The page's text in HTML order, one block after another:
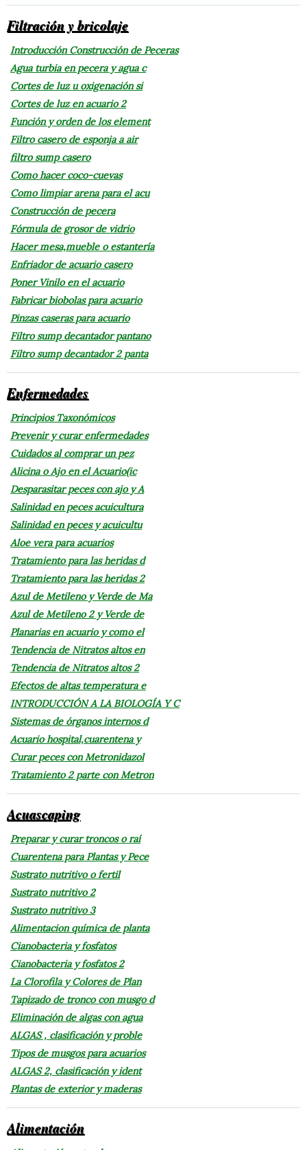
Filtración y bricolaje
Introducción Construcción de Peceras
Agua turbia en pecera y agua c
Cortes de luz u oxigenación si
Cortes de luz en acuario 2
Función y orden de los element
Filtro casero de esponja a air
filtro sump casero
Como hacer coco-cuevas
Como limpiar arena para el acu
Construcción de pecera
Fórmula de grosor de vidrio
Hacer mesa,mueble o estantería
Enfriador de acuario casero
Poner Vinilo en el acuario
Fabricar biobolas para acuario
Pinzas caseras para acuario
Filtro sump decantador pantano
Filtro sump decantador 2 panta
Enfermedades
Principios Taxonómicos
Prevenir y curar enfermedades
Cuidados al comprar un pez
Alicina o Ajo en el Acuario(ic
Desparasitar peces con ajo y A
Salinidad en peces acuicultura
Salinidad en peces y acuicultu
Aloe vera para acuarios
Tratamiento para las heridas d
Tratamiento para las heridas 2
Azul de Metileno y Verde de Ma
Azul de Metileno 2 y Verde de
Planarias en acuario y como el
Tendencia de Nitratos altos en
Tendencia de Nitratos altos 2
Efectos de altas temperatura e
INTRODUCCIÓN A LA BIOLOGÍA Y C
Sistemas de órganos internos d
Acuario hospital,cuarentena y
Curar peces con Metronidazol
Tratamiento 2 parte con Metron
Acuascaping
Preparar y curar troncos o raí
Cuarentena para Plantas y Pece
Sustrato nutritivo o fertil
Sustrato nutritivo 2
Sustrato nutritivo 3
Alimentacion química de planta
Cianobacteria y fosfatos
Cianobacteria y fosfatos 2
La Clorofila y Colores de Plan
Tapizado de tronco con musgo d
Eliminación de algas con agua
ALGAS , clasificación y proble
Tipos de musgos para acuarios
ALGAS 2, clasificación y ident
Plantas de exterior y maderas
Alimentación